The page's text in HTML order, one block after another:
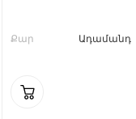
Քար Ադամանդ